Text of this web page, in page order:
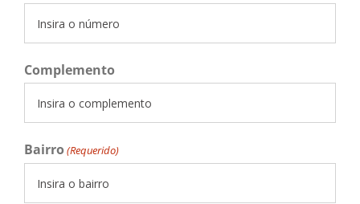
Complemento
Bairro (Requerido)